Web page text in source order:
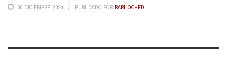
30 DICIEMBRE, 2024 PUBLICADO POR BARILOCHED